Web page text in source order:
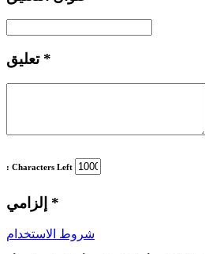
تعليق *
: Characters Left
*
شروط الاستخدام